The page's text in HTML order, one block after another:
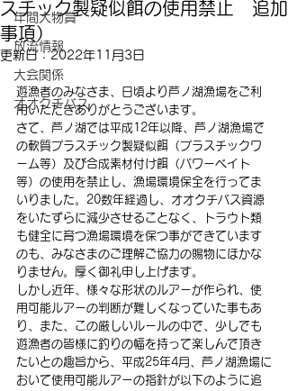
年間大物賞
放流情報
大会関係
オオクチバス
スチック製疑似餌の使用禁止 追加
事項）
更新日：2022年11月3日
遊漁者のみなさま、日頃より芦ノ湖漁場をご利
用いただきありがとうございます。
さて、芦ノ湖では平成12年以降、芦ノ湖漁場で
の軟質プラスチック製疑似餌（プラスチックワ
ーム等）及び合成素材付け餌（パワーベイト
等）の使用を禁止し、漁場環境保全を行ってま
いりました。20数年経過し、オオクチバス資源
をいたずらに減少させることなく、トラウト類
も健全に育つ漁場環境を保つ事ができています
のも、みなさまのご理解ご協力の賜物にほかな
りません。厚く御礼申し上げます。
しかし近年、様々な形状のルアーが作られ、使
用可能ルアーの判断が難しくなっていた事もあ
り、また、この厳しいルールの中で、少しでも
遊漁者の皆様に釣りの幅を持って楽しんで頂き
たいとの趣旨から、平成25年4月、芦ノ湖漁場に
おいて使用可能ルアーの指針が以下のように追